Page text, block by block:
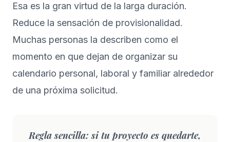
Esa es la gran virtud de la larga duración.
Reduce la sensación de provisionalidad.
Muchas personas la describen como el
momento en que dejan de organizar su
calendario personal, laboral y familiar alrededor
de una próxima solicitud.
Regla sencilla: si tu proyecto es quedarte,